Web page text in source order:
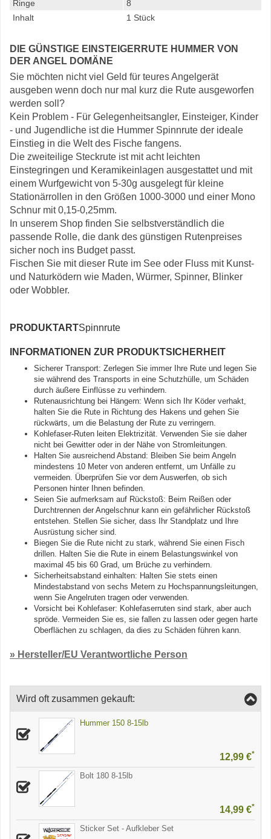
Ringe
8
Inhalt
1 Stück
DIE GÜNSTIGE EINSTEIGERRUTE HUMMER VON
DER ANGEL DOMÄNE
Sie möchten nicht viel Geld für teures Angelgerät
ausgeben wenn doch nur mal kurz die Rute ausgeworfen
werden soll?
Kein Problem - Für Gelegenheitsangler, Einsteiger, Kinder
- und Jugendliche ist die Hummer Spinnrute der ideale
Einstieg in die Welt des Fische fangens.
Die zweiteilige Steckrute ist mit acht leichten
Einstegringen und Keramikeinlagen ausgestattet und mit
einem Wurfgewicht von 5-30g ausgelegt für kleine
Stationärrollen in den Größen 1000-3000 und einer Mono
Schnur mit 0,15-0,25mm.
In unserem Shop finden Sie selbstverständlich die
passende Rolle, die dank des günstigen Rutenpreises
sicher noch ins Budget passt.
Fischen Sie mit dieser Rute im See oder Fluss mit Kunst-
und Naturködern wie Maden, Würmer, Spinner, Blinker
oder Wobbler.
PRODUKTARTSpinnrute
INFORMATIONEN ZUR PRODUKTSICHERHEIT
Sicherer Transport: Zerlegen Sie immer Ihre Rute und legen Sie
sie während des Transports in eine Schutzhülle, um Schäden
durch äußere Einflüsse zu verhindern.
Rutenausrichtung bei Hängern: Wenn sich Ihr Köder verhakt,
halten Sie die Rute in Richtung des Hakens und gehen Sie
rückwärts, um die Belastung der Rute zu verringern.
Kohlefaser-Ruten leiten Elektrizität. Verwenden Sie sie daher
nicht bei Gewitter oder in der Nähe von Stromleitungen.
Halten Sie ausreichend Abstand: Bleiben Sie beim Angeln
mindestens 10 Meter von anderen entfernt, um Unfälle zu
vermeiden. Überprüfen Sie vor dem Auswerfen, ob sich
Personen hinter Ihnen befinden.
Seien Sie aufmerksam auf Rückstoß: Beim Reißen oder
Durchtrennen der Angelschnur kann ein gefährlicher Rückstoß
entstehen. Stellen Sie sicher, dass Ihr Standplatz und Ihre
Ausrüstung sicher sind.
Biegen Sie die Rute nicht zu stark, während Sie einen Fisch
drillen. Halten Sie die Rute in einem Belastungswinkel von
maximal 45 bis 60 Grad, um Brüche zu verhindern.
Sicherheitsabstand einhalten: Halten Sie stets einen
Mindestabstand von sechs Metern zu Hochspannungsleitungen,
wenn Sie Angelruten tragen oder verwenden.
Vorsicht bei Kohlefaser: Kohlefaserruten sind stark, aber auch
spröde. Vermeiden Sie es, sie fallen zu lassen oder gegen harte
Oberflächen zu schlagen, da dies zu Schäden führen kann.
» Hersteller/EU Verantwortliche Person
Wird oft zusammen gekauft:
Hummer 150 8-15lb
12,99 €*
Bolt 180 8-15lb
14,99 €*
Sticker Set - Aufkleber Set